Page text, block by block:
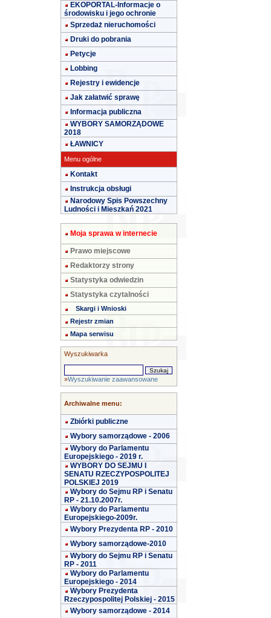
EKOPORTAL-Informacje o
środowisku i jego ochronie
Sprzedaż nieruchomości
Druki do pobrania
Petycje
Lobbing
Rejestry i ewidencje
Jak załatwić sprawę
Informacja publiczna
WYBORY SAMORZĄDOWE
2018
ŁAWNICY
Menu ogólne
Kontakt
Instrukcja obsługi
Narodowy Spis Powszechny
Ludności i Mieszkań 2021
Moja sprawa w internecie
Prawo miejscowe
Redaktorzy strony
Statystyka odwiedzin
Statystyka czytalności
Skargi i Wnioski
Rejestr zmian
Mapa serwisu
Wyszukiwarka
»Wyszukiwanie zaawansowane
Archiwalne menu:
Zbiórki publiczne
Wybory samorządowe - 2006
Wybory do Parlamentu
Europejskiego - 2019 r.
WYBORY DO SEJMU I
SENATU RZECZYPOSPOLITEJ
POLSKIEJ 2019
Wybory do Sejmu RP i Senatu
RP - 21.10.2007r.
Wybory do Parlamentu
Europejskiego-2009r.
Wybory Prezydenta RP - 2010
Wybory samorządowe-2010
Wybory do Sejmu RP i Senatu
RP - 2011
Wybory do Parlamentu
Europejskiego - 2014
Wybory Prezydenta
Rzeczypospolitej Polskiej - 2015
Wybory samorządowe - 2014